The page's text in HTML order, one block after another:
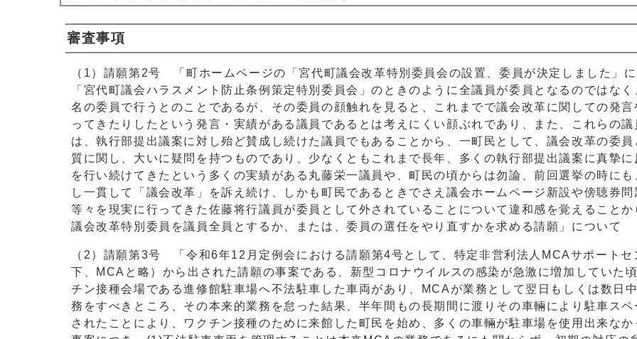
審査事項
（1）請願第2号 「町ホームページの「宮代町議会改革特別委員会の設置、委員が決定しました」
「宮代町議会ハラスメント防止条例策定特別委員会」のときのように全議員が委員となるのではな
名の委員で行うとのことであるが、その委員の顔触れを見ると、これまでで議会改革に関しての発
ってきたりしたという発言・実績がある議員であるとは考えにくい顔ぶれであり、また、これらの
は、執行部提出議案に対し殆ど賛成し続けた議員でもあることから、一町民として、議会改革の委
質に関し、大いに疑問を持つものであり、少なくともこれまで長年、多くの執行部提出議案に真摯
を行い続けてきたという多くの実績がある丸藤栄一議員や、町民の頃からは勿論、前回選挙の時に
し一貫して「議会改革」を訴え続け、しかも町民であるときでさえ議会ホームページ新設や傍聴券
等々を現実に行ってきた佐藤将行議員が委員として外されていることについて違和感を覚えること
議会改革特別委員を議員全員とするか、または、委員の選任をやり直すかを求める請願」について
（2）請願第3号 「令和6年12月定例会における請願第4号として、特定非営利法人MCAサポートセ
下、MCAと略）から出された請願の事案である、新型コロナウイルスの感染が急激に増加していた
チン接種会場である進修館駐車場へ不法駐車した車両があり、MCAが業務として翌日もしくは数日
務をすべきところ、その本来的業務を怠った結果、半年間もの長期間に渡りその車輛により駐車ス
されたことにより、ワクチン接種のために来館した町民を始め、多くの車輛が駐車場を使用出来な